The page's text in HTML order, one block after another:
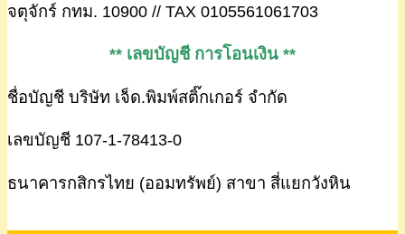
จตุจักร์ กทม. 10900 // TAX 0105561061703
** เลขบัญชี การโอนเงิน **
ชื่อบัญชี บริษัท เจ็ด.พิมพ์สติ๊กเกอร์ จำกัด
เลขบัญชี 107-1-78413-0
ธนาคารกสิกรไทย (ออมทรัพย์) สาขา สี่แยกวังหิน